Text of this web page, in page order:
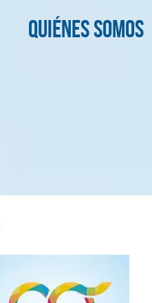
Quiénes somos